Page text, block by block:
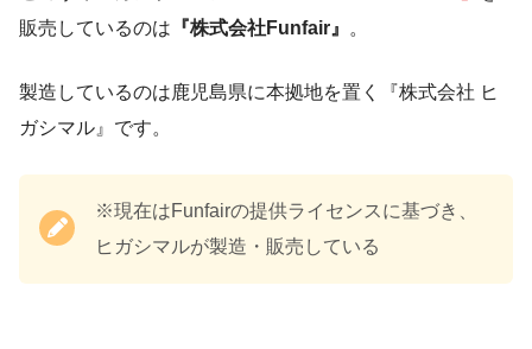
販売しているのは 『株式会社Funfair』 。
製造しているのは鹿児島県に本拠地を置く『株式会社 ヒ
ガシマル』です。
※現在はFunfairの提供ライセンスに基づき、
ヒガシマルが製造・販売している